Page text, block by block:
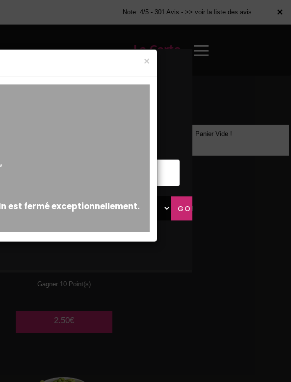
×
Note: 4/5 - 301 Avis - >> voir la liste des avis
La Carte
×
Gagner 10 Point(s)
2.50€
Panier Vide !
×